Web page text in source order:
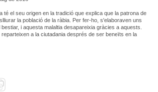
té el seu origen en la tradició que explica que la patrona de
la població de la ràbia. Per fer-ho, s'elaboraven uns
i aquesta malaltia desapareixia gràcies a aquests.
a la ciutadania després de ser beneïts en la